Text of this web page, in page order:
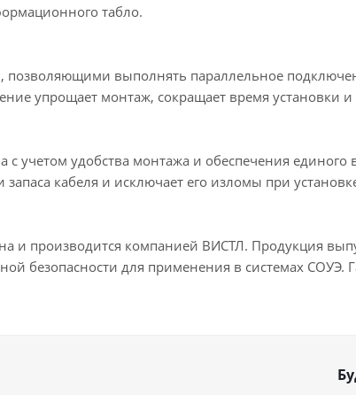
табло.
выполнять параллельное
упрощает монтаж, сокращает время установки
с учетом удобства монтажа и обеспечения
кабеля и исключает его изломы при
и производится компанией ВИСТЛ. Продукция
безопасности для применения в системах СОУЭ.